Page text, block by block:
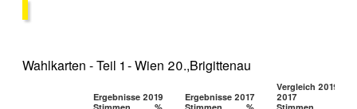
Wahlkarten - Teil 1 - Wien 20.,Brigittenau
Ergebnisse 2019 Ergebnisse 2017
Vergleich 2019 –
2017